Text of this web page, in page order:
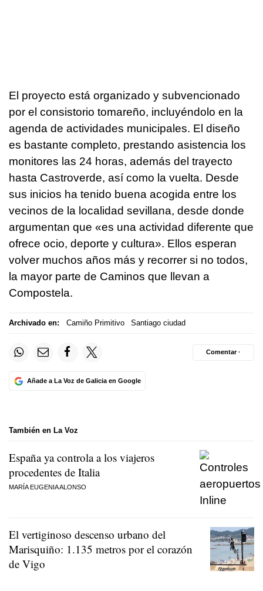
El proyecto está organizado y subvencionado
por el consistorio tomareño, incluyéndolo en la
agenda de actividades municipales. El diseño
es bastante completo, prestando asistencia los
monitores las 24 horas, además del trayecto
hasta Castroverde, así como la vuelta. Desde
sus inicios ha tenido buena acogida entre los
vecinos de la localidad sevillana, desde donde
argumentan que «es una actividad diferente que
ofrece ocio, deporte y cultura». Ellos esperan
volver muchos años más y recorrer si no todos,
la mayor parte de Caminos que llevan a
Compostela.
Archivado en: Camiño Primitivo Santiago ciudad
Añade a La Voz de Galicia en Google
Comentar ·
También en La Voz
España ya controla a los viajeros
procedentes de Italia
MARÍA EUGENIA ALONSO
El vertiginoso descenso urbano del
Marisquiño: 1.135 metros por el corazón
de Vigo